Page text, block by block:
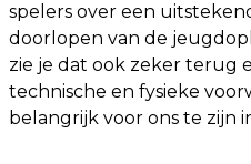
spelers over een
doorlopen van de
zie je dat ook zeker terug
technische en fysieke
belangrijk voor ons te zijn